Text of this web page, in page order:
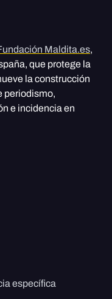
Maldita.es,
que protege la
la construcción
periodismo,
e incidencia en
específica